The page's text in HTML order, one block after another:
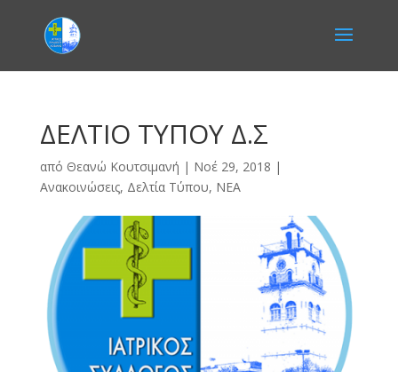
ΔΕΛΤΙΟ ΤΥΠΟΥ Δ.Σ
από Θεανώ Κουτσιμανή | Νοέ 29, 2018 |
Ανακοινώσεις, Δελτία Τύπου, ΝΕΑ